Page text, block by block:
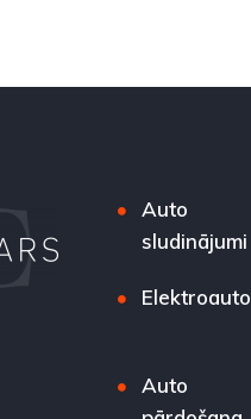
Auto
sludinājumi
Elektroauto
Auto